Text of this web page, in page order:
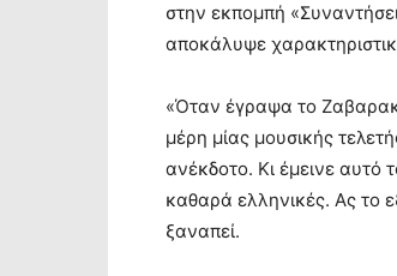
στην εκπομπή
αποκάλυψε
«Όταν έγραψα το
μέρη μίας μουσικής
ανέκδοτο. Κι έμεινε αυτό
καθαρά ελληνικές. Ας το
ξαναπεί.